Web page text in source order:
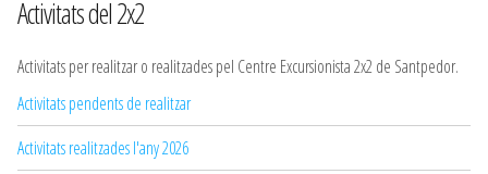
Activitats del 2x2
Activitats per realitzar o realitzades pel Centre Excursionista 2x2 de Santpedor.
Activitats pendents de realitzar
Activitats realitzades l'any 2026